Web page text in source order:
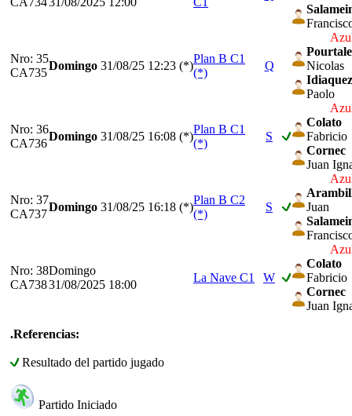
Nro: 35
CA735
Domingo 31/08/25 12:23 (*)
Plan B C1
(*)
Q
Pourtale
Nicolas
Idiaquez
Paolo
Nro: 36
CA736
Domingo 31/08/25 16:08 (*)
Plan B C1
(*)
S
Colato
Fabricio
Cornec
Juan
Nro: 37
CA737
Domingo 31/08/25 16:18 (*)
Plan B C2
(*)
S
Juan
Nro: 38
CA738
Domingo
31/08/2025 18:00
La Nave C1 W
Colato
Fabricio
Cornec
Juan
.Referencias:
Resultado del partido jugado
Partido Iniciado